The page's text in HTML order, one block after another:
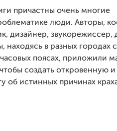
причастны очень многие
люди. Авторы,
дизайнер, звукорежиссер,
в разных городах
часовых поясах, приложили
создать откровенную и
об истинных причинах